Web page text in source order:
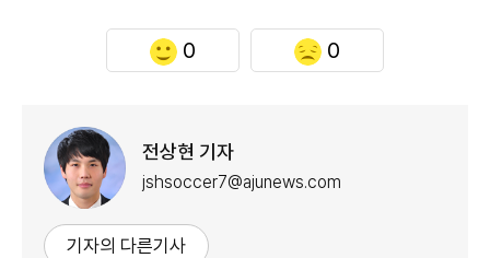
0 0
전상현 기자
jshsoccer7@ajunews.com
기자의 다른기사